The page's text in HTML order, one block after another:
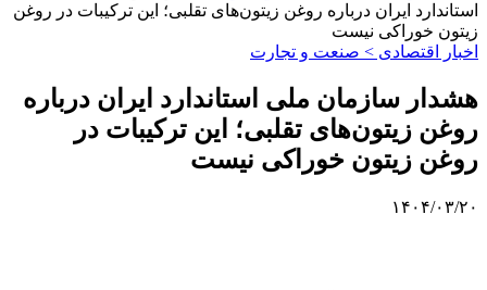
استاندارد ایران درباره روغن‌ زیتون‌های تقلبی؛ این ترکیبات در روغن
زیتون خوراکی نیست
اخبار اقتصادی > صنعت و تجارت
هشدار سازمان ملی استاندارد ایران درباره
روغن‌ زیتون‌های تقلبی؛ این ترکیبات در
روغن زیتون خوراکی نیست
۱۴۰۴/۰۳/۲۰